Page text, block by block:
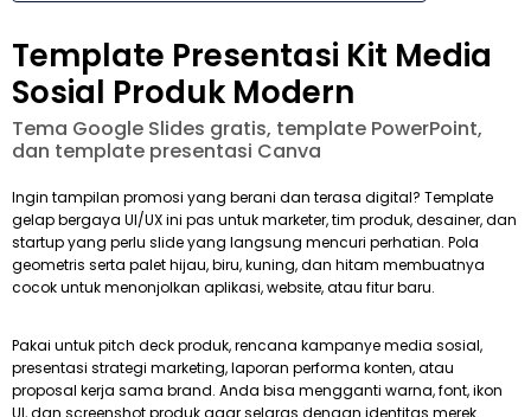
Template Presentasi Kit Media
Sosial Produk Modern
Tema Google Slides gratis, template PowerPoint,
dan template presentasi Canva
Ingin tampilan promosi yang berani dan terasa digital? Template
gelap bergaya UI/UX ini pas untuk marketer, tim produk, desainer, dan
startup yang perlu slide yang langsung mencuri perhatian. Pola
geometris serta palet hijau, biru, kuning, dan hitam membuatnya
cocok untuk menonjolkan aplikasi, website, atau fitur baru.
Pakai untuk pitch deck produk, rencana kampanye media sosial,
presentasi strategi marketing, laporan performa konten, atau
proposal kerja sama brand. Anda bisa mengganti warna, font, ikon